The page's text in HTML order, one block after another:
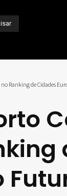
Ranking de Cidades